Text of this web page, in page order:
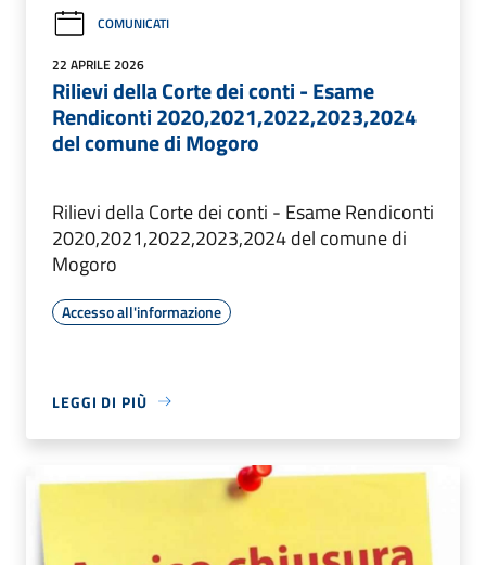
COMUNICATI
22 APRILE 2026
Rilievi della Corte dei conti - Esame
Rendiconti 2020,2021,2022,2023,2024
del comune di Mogoro
Rilievi della Corte dei conti - Esame Rendiconti
2020,2021,2022,2023,2024 del comune di
Mogoro
Accesso all'informazione
LEGGI DI PIÙ